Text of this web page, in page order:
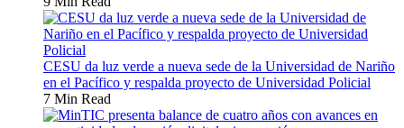
CESU da luz verde a nueva sede de la Universidad de Nariño
en el Pacífico y respalda proyecto de Universidad Policial
7 Min Read